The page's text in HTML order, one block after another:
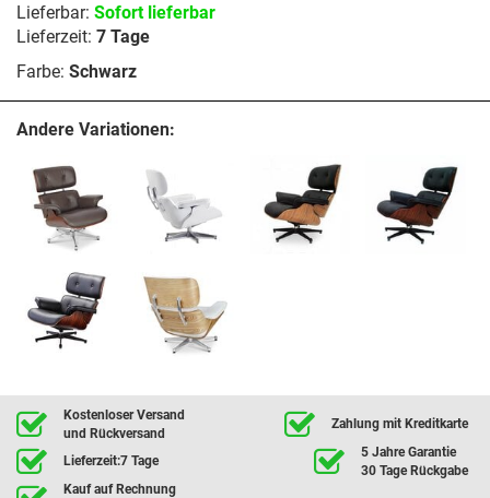
Lieferbar: Sofort lieferbar
Lieferzeit: 7 Tage
Farbe: Schwarz
Andere Variationen:
Kostenloser Versand
und Rückversand
Zahlung mit Kreditkarte
Lieferzeit:7 Tage
5 Jahre Garantie
30 Tage Rückgabe
Kauf auf Rechnung